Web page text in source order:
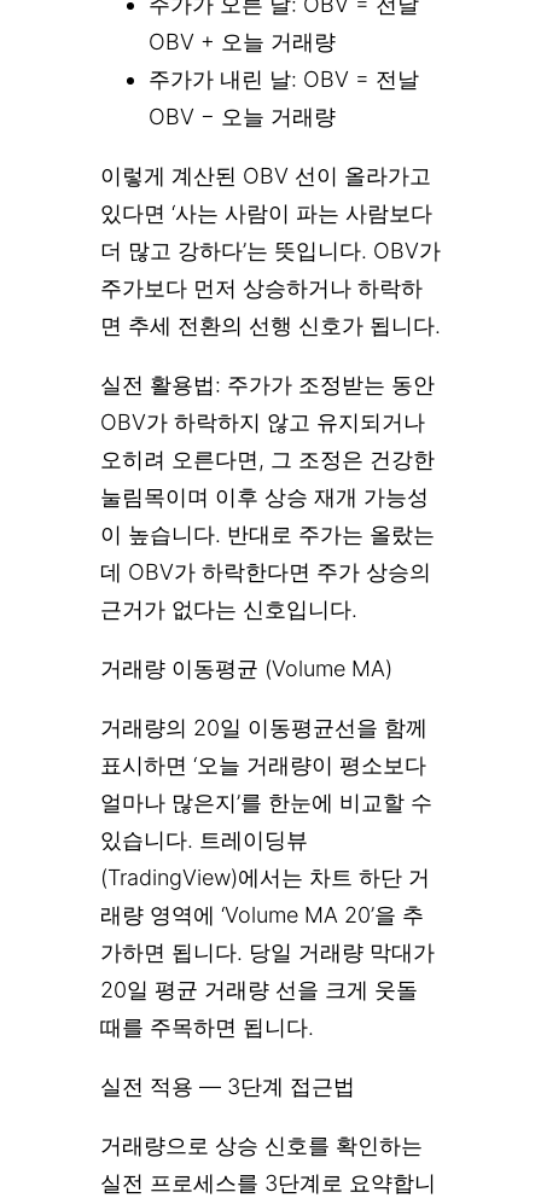
OBV + 오늘 거래량
주가가 내린 날: OBV = 전날
OBV − 오늘 거래량
이렇게 계산된 OBV 선이 올라가고
있다면 ‘사는 사람이 파는 사람보다
더 많고 강하다’는 뜻입니다. OBV가
주가보다 먼저 상승하거나 하락하
면 추세 전환의 선행 신호가 됩니다.
실전 활용법: 주가가 조정받는 동안
OBV가 하락하지 않고 유지되거나
오히려 오른다면, 그 조정은 건강한
눌림목이며 이후 상승 재개 가능성
이 높습니다. 반대로 주가는 올랐는
데 OBV가 하락한다면 주가 상승의
근거가 없다는 신호입니다.
거래량 이동평균 (Volume MA)
거래량의 20일 이동평균선을 함께
표시하면 ‘오늘 거래량이 평소보다
얼마나 많은지’를 한눈에 비교할 수
있습니다. 트레이딩뷰
(TradingView)에서는 차트 하단 거
래량 영역에 ‘Volume MA 20’을 추
가하면 됩니다. 당일 거래량 막대가
20일 평균 거래량 선을 크게 웃돌
때를 주목하면 됩니다.
실전 적용 — 3단계 접근법
거래량으로 상승 신호를 확인하는
실전 프로세스를 3단계로 요약합니